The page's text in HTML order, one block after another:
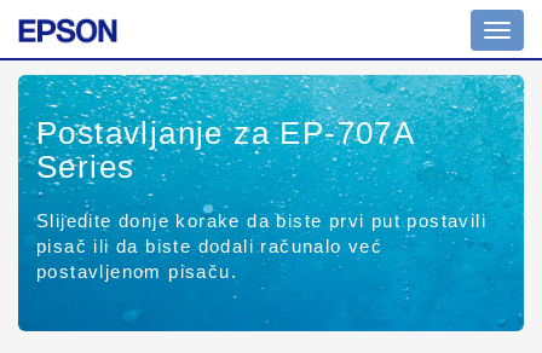
Postavljanje za EP-707A
Series
Slijedite donje korake da biste prvi put postavili
pisač ili da biste dodali računalo već
postavljenom pisaču.